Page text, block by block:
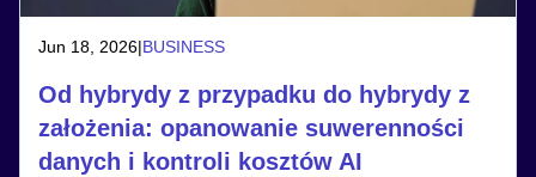
Jun 18, 2026|BUSINESS
Od hybrydy z przypadku do hybrydy z
założenia: opanowanie suwerenności
danych i kontroli kosztów AI